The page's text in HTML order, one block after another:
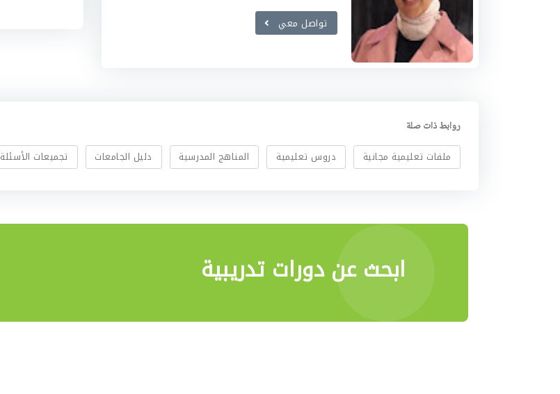
تواصل معي
روابط ذات صلة
ملفات تعليمية مجانية دروس تعليمية المناهج المدرسية دليل الجامعات تجميعات الأسئلة
ابحث عن دورات تدريبية